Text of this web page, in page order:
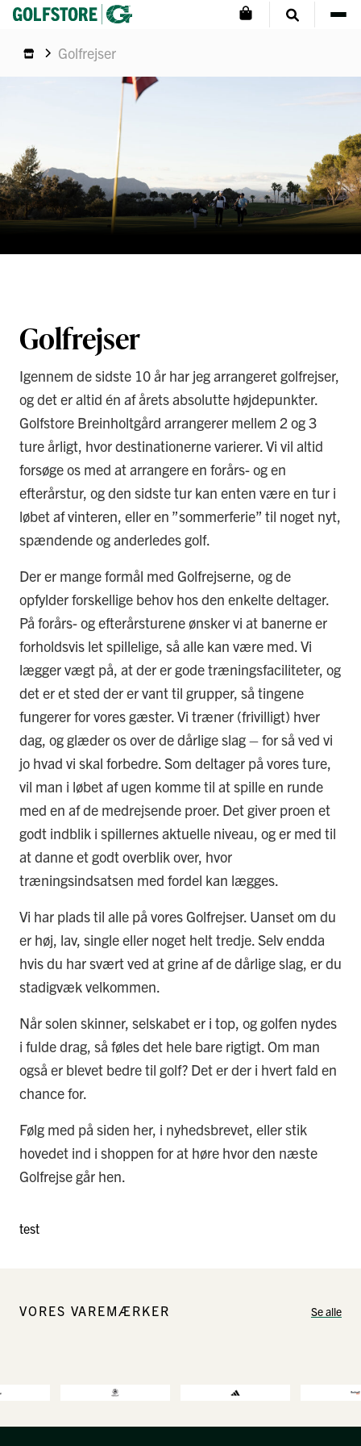
Golfrejser
Golfrejser
Igennem de sidste 10 år har jeg arrangeret golfrejser,
og det er altid én af årets absolutte højdepunkter.
Golfstore Breinholtgård arrangerer mellem 2 og 3
ture årligt, hvor destinationerne varierer. Vi vil altid
forsøge os med at arrangere en forårs- og en
efterårstur, og den sidste tur kan enten være en tur i
løbet af vinteren, eller en ”sommerferie” til noget nyt,
spændende og anderledes golf.
Der er mange formål med Golfrejserne, og de
opfylder forskellige behov hos den enkelte deltager.
På forårs- og efterårsturene ønsker vi at banerne er
forholdsvis let spillelige, så alle kan være med. Vi
lægger vægt på, at der er gode træningsfaciliteter, og
det er et sted der er vant til grupper, så tingene
fungerer for vores gæster. Vi træner (frivilligt) hver
dag, og glæder os over de dårlige slag – for så ved vi
jo hvad vi skal forbedre. Som deltager på vores ture,
vil man i løbet af ugen komme til at spille en runde
med en af de medrejsende proer. Det giver proen et
godt indblik i spillernes aktuelle niveau, og er med til
at danne et godt overblik over, hvor
træningsindsatsen med fordel kan lægges.
Vi har plads til alle på vores Golfrejser. Uanset om du
er høj, lav, single eller noget helt tredje. Selv endda
hvis du har svært ved at grine af de dårlige slag, er du
stadigvæk velkommen.
Når solen skinner, selskabet er i top, og golfen nydes
i fulde drag, så føles det hele bare rigtigt. Om man
også er blevet bedre til golf? Det er der i hvert fald en
chance for.
Følg med på siden her, i nyhedsbrevet, eller stik
hovedet ind i shoppen for at høre hvor den næste
Golfrejse går hen.
test
VORES VAREMÆRKER Se alle